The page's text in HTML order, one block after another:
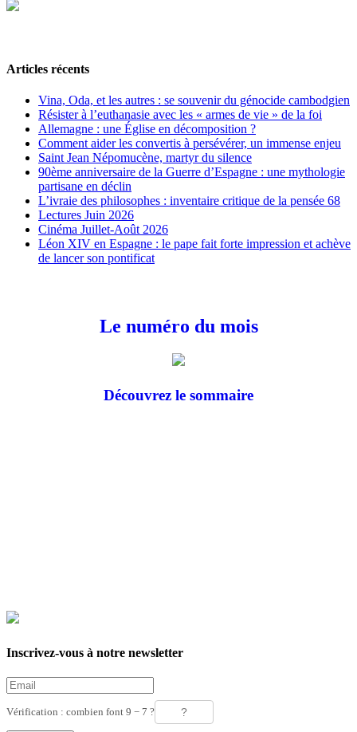
Articles récents
Vina, Oda, et les autres : se souvenir du génocide cambodgien
Résister à l’euthanasie avec les « armes de vie » de la foi
Allemagne : une Église en décomposition ?
Comment aider les convertis à persévérer, un immense enjeu
Saint Jean Népomucène, martyr du silence
90ème anniversaire de la Guerre d’Espagne : une mythologie
partisane en déclin
L’ivraie des philosophes : inventaire critique de la pensée 68
Lectures Juin 2026
Cinéma Juillet-Août 2026
Léon XIV en Espagne : le pape fait forte impression et achève
de lancer son pontificat
Le numéro du mois
Découvrez le sommaire
Inscrivez-vous à notre newsletter
Vérification : combien font 9 − 7 ?